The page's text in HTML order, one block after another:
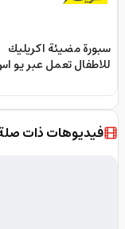
سبورة مضيئة اكريليك
للاطفال تعمل عبر يو
writing board with
colored pens
فيديوهات ذات